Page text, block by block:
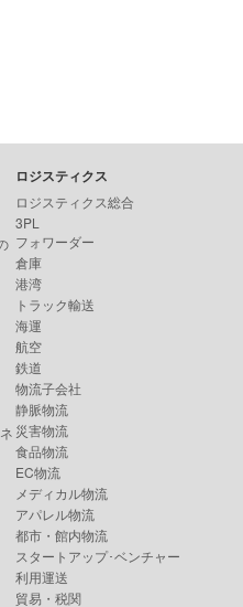
ロジスティクス
ロジスティクス総合
3PL
フォワーダー
倉庫
港湾
トラック輸送
海運
航空
鉄道
物流子会社
静脈物流
災害物流
食品物流
EC物流
メディカル物流
アパレル物流
都市・館内物流
スタートアップ･ベンチャー
利用運送
貿易・税関